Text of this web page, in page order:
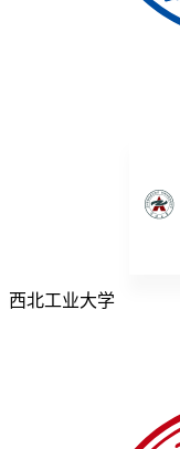
西北工业大学